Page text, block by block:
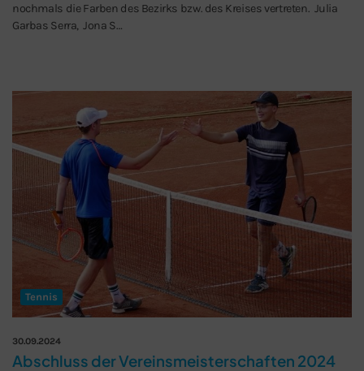
nochmals die Farben des Bezirks bzw. des Kreises vertreten. Julia
Garbas Serra, Jona S…
Tennis
30.09.2024
Abschluss der Vereinsmeisterschaften 2024